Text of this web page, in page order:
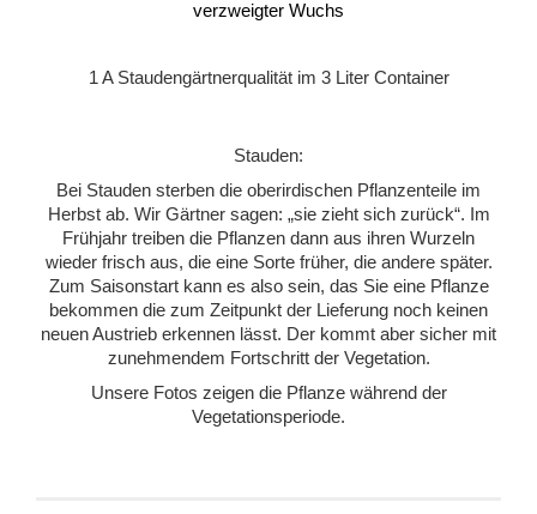
verzweigter Wuchs
1 A Staudengärtnerqualität im 3 Liter Container
Stauden:
Bei Stauden sterben die oberirdischen Pflanzenteile im
Herbst ab. Wir Gärtner sagen: „sie zieht sich zurück“. Im
Frühjahr treiben die Pflanzen dann aus ihren Wurzeln
wieder frisch aus, die eine Sorte früher, die andere später.
Zum Saisonstart kann es also sein, das Sie eine Pflanze
bekommen die zum Zeitpunkt der Lieferung noch keinen
neuen Austrieb erkennen lässt. Der kommt aber sicher mit
zunehmendem Fortschritt der Vegetation.
Unsere Fotos zeigen die Pflanze während der
Vegetationsperiode.